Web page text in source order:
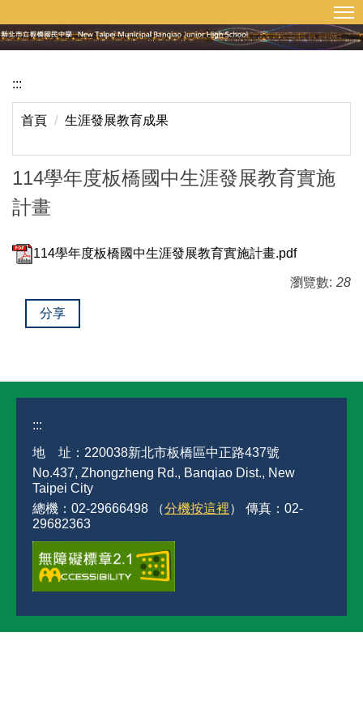
到
主
內
網站導覽
:::
首頁 生涯發展教育成果
114學年度板橋國中生涯發展教育實施
計畫
114學年度板橋國中生涯發展教育實施計畫.pdf
瀏覽數: 28
分享
:::
地 址：220038新北市板橋區中正路437號
No.437, Zhongzheng Rd., Banqiao Dist., New
Taipei City
總機：02-29666498 （分機按這裡） 傳真：02-
29682363